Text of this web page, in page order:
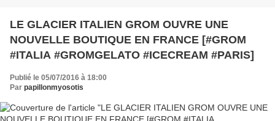
LE GLACIER ITALIEN GROM OUVRE UNE
NOUVELLE BOUTIQUE EN FRANCE [#GROM
#ITALIA #GROMGELATO #ICECREAM #PARIS]
Publié le 05/07/2016 à 18:00
Par papillonmyosotis